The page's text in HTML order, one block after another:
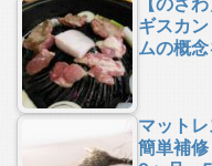
ギスカ
ムの概
マット
簡単補